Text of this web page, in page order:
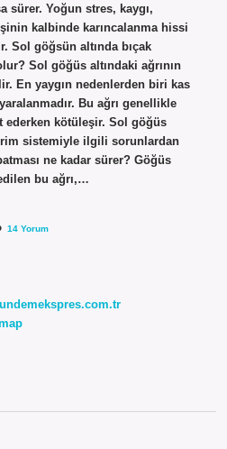
sürer. Yoğun stres, kaygı,
kalbinde karıncalanma hissi
Sol göğsün altında bıçak
Sol göğüs altındaki ağrının
En yaygın nedenlerden biri kas
Bu ağrı genellikle
ederken kötüleşir. Sol göğüs
sistemiyle ilgili sorunlardan
ne kadar sürer? Göğüs
bu ağrı,…
14 Yorum